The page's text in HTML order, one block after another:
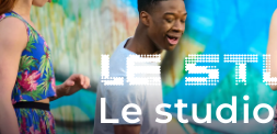
Le studio